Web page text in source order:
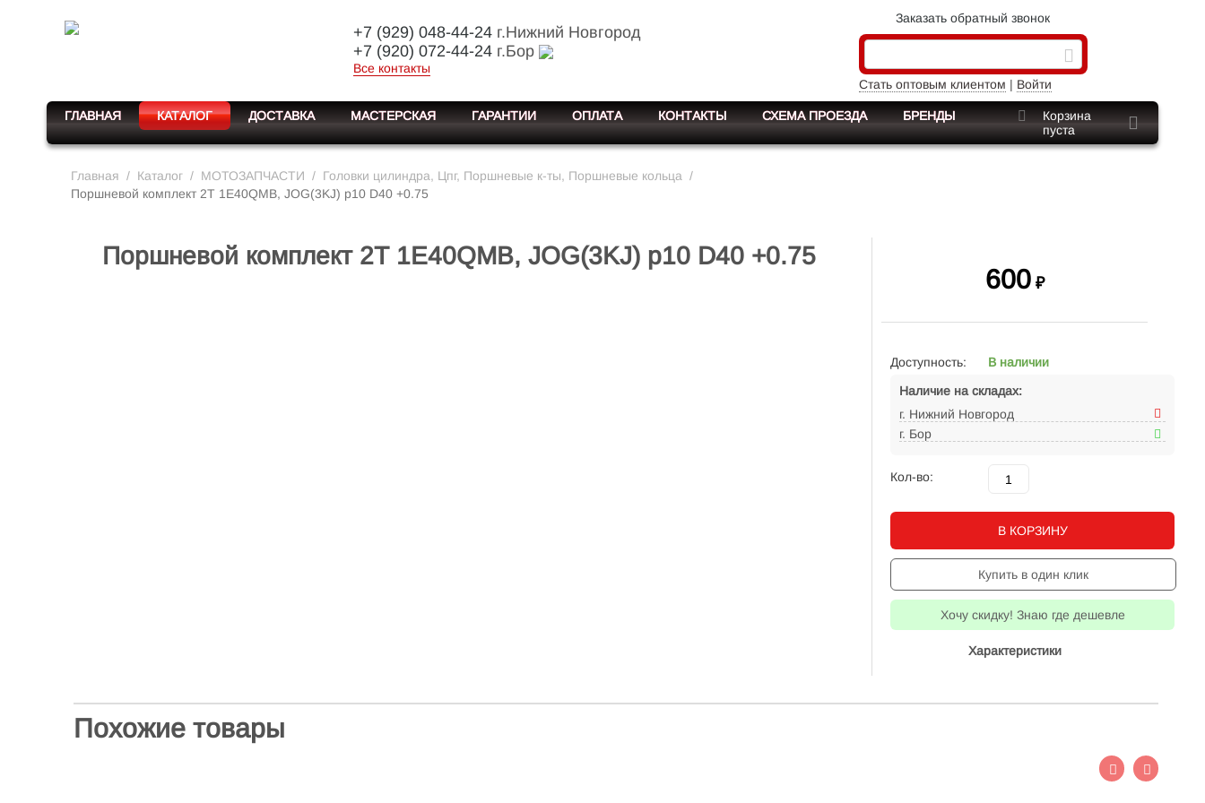
+7 (929) 048-44-24г.Нижний Новгород
+7 (920) 072-44-24г.Бор
Все контакты
Заказать обратный звонок
Стать оптовым клиентом | Войти
ГЛАВНАЯ КАТАЛОГ ДОСТАВКА МАСТЕРСКАЯ ГАРАНТИИ ОПЛАТА КОНТАКТЫ СХЕМА ПРОЕЗДА БРЕНДЫ
Корзина
пуста
Главная / Каталог / МОТОЗАПЧАСТИ / Головки цилиндра, Цпг, Поршневые к-ты, Поршневые кольца /
Поршневой комплект 2Т 1E40QMB, JOG(3KJ) p10 D40 +0.75
Поршневой комплект 2Т 1E40QMB, JOG(3KJ) p10 D40 +0.75
600 ₽
Доступность:
В наличии
Наличие на складах:
г. Нижний Новгород
г. Бор
Кол-во:
В КОРЗИНУ
Купить в один клик
Хочу скидку! Знаю где дешевле
Характеристики
Похожие товары